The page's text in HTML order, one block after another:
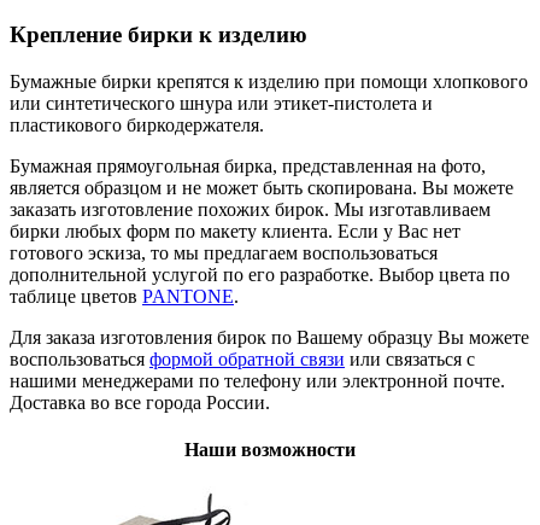
Крепление бирки к изделию
Бумажные бирки крепятся к изделию при помощи хлопкового
или синтетического шнура или этикет-пистолета и
пластикового биркодержателя.
Бумажная прямоугольная бирка, представленная на фото,
является образцом и не может быть скопирована. Вы можете
заказать изготовление похожих бирок. Мы изготавливаем
бирки любых форм по макету клиента. Если у Вас нет
готового эскиза, то мы предлагаем воспользоваться
дополнительной услугой по его разработке. Выбор цвета по
таблице цветов PANTONE.
Для заказа изготовления бирок по Вашему образцу Вы можете
воспользоваться формой обратной связи или связаться с
нашими менеджерами по телефону или электронной почте.
Доставка во все города России.
Наши возможности